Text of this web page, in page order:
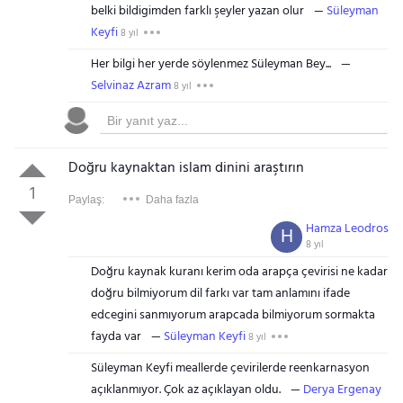
belki bildigimden farklı şeyler yazan olur
Süleyman
Keyfi8 yıl
Her bilgi her yerde söylenmez Süleyman Bey...
Selvinaz Azram8 yıl
1
Doğru kaynaktan islam dinini araştırın
Paylaş: Daha fazla
Hamza Leodros
8 yıl
H
Doğru kaynak kuranı kerim oda arapça çevirisi ne kadar
doğru bilmiyorum dil farkı var tam anlamını ifade
edcegini sanmıyorum arapcada bilmiyorum sormakta
fayda var
Süleyman Keyfi8 yıl
Süleyman Keyfi meallerde çevirilerde reenkarnasyon
açıklanmıyor. Çok az açıklayan oldu.
Derya Ergenay